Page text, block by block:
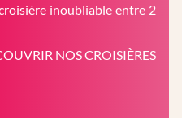
inoubliable entre 2
NOS CROISIÈRES